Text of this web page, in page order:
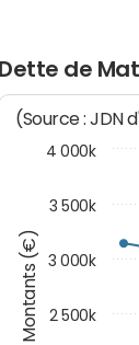
Dette de
Montants (€)
(Source : JDN
2 500k
3 000k
3 500k
4 000k